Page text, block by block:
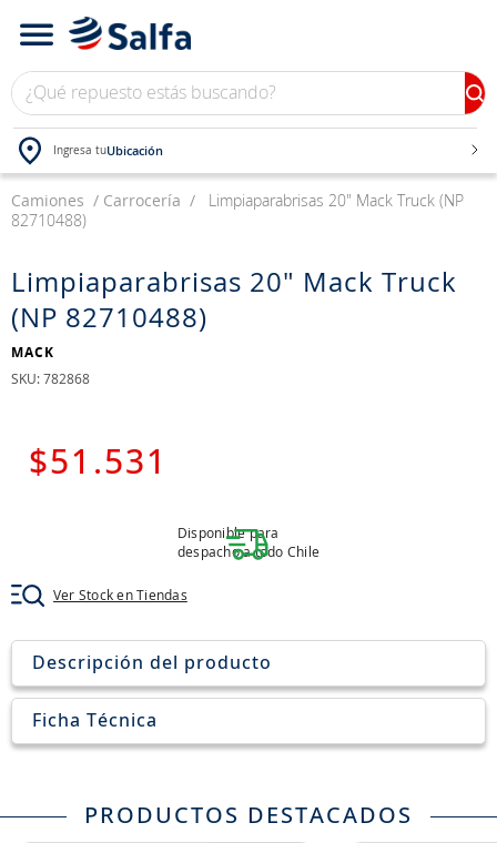
¿Qué repuesto estás buscando?
Ingresa tuUbicación
Camiones Carrocería
Limpiaparabrisas 20" Mack Truck (NP
82710488)
Limpiaparabrisas 20" Mack Truck
(NP 82710488)
MACK
: 782868
$51 .531
Disponible para
despacho a todo Chile
Ver Stock en Tiendas
Descripción del producto
Ficha Técnica
PRODUCTOS DESTACADOS
TÉRMINOS MÁS BUSCADOS
2.
neumáticos
3
westlake
4.
7.
jockey
10
john deere